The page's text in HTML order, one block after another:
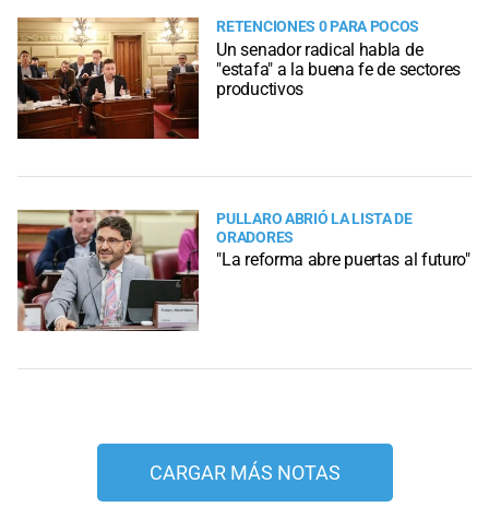
RETENCIONES 0 PARA POCOS
Un senador radical habla de
"estafa" a la buena fe de sectores
productivos
PULLARO ABRIÓ LA LISTA DE
ORADORES
"La reforma abre puertas al futuro"
CARGAR MÁS NOTAS